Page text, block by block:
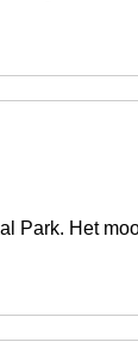
Park. Het